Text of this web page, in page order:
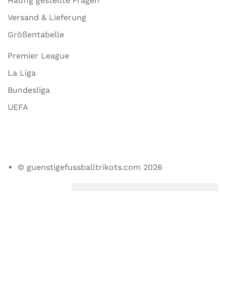
Versand & Lieferung
Größentabelle
Premier League
La Liga
Bundesliga
UEFA
© guenstigefussballtrikots.com 2026